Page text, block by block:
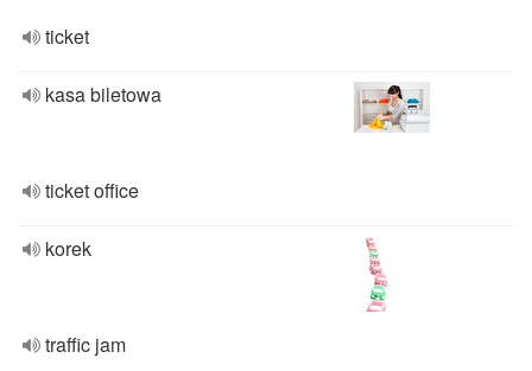
ticket
kasa biletowa
ticket office
korek
traffic jam